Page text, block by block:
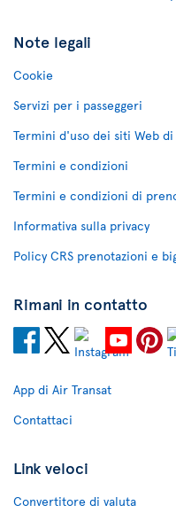
Note legali
Cookie
Servizi per i passeggeri
Termini d'uso dei siti Web di
Termini e condizioni
Termini e condizioni di
Informativa sulla privacy
Policy CRS prenotazioni e
Rimani in contatto
App di Air Transat
Contattaci
Link veloci
Convertitore di valuta